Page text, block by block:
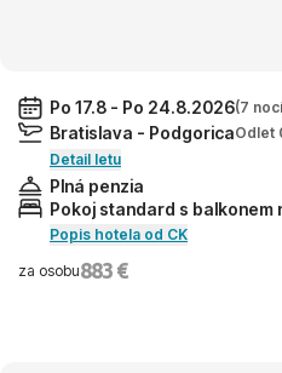
Po 17.8 - Po 24.8.2026(7
Bratislava - PodgoricaOdlet
Detail letu
Plná penzia
Pokoj standard s balkonem
Popis hotela od CK
za osobu883 €